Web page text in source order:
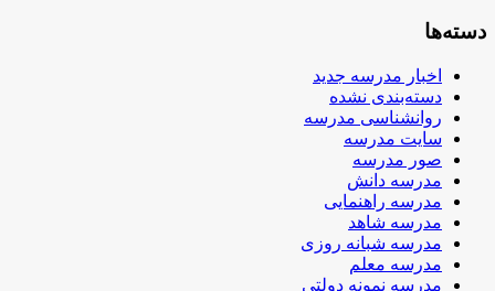
دسته‌ها
اخبار مدرسه جدید
دسته‌بندی نشده
روانشناسی مدرسه
سایت مدرسه
صور مدرسه
مدرسه دانش
مدرسه راهنمایی
مدرسه شاهد
مدرسه شبانه روزی
مدرسه معلم
مدرسه نمونه دولتی